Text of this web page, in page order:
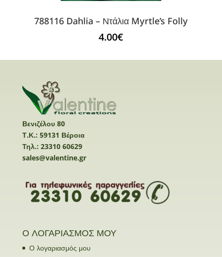
788116 Dahlia – Ντάλια Myrtle’s Folly
4.00€
Βενιζέλου 80
Τ.Κ.: 59131 Βέροια
Τηλ.: 23310 60629
sales@valentine.gr
Ο ΛΟΓΑΡΙΑΣΜΟΣ ΜΟΥ
Ο λογαριασμός μου